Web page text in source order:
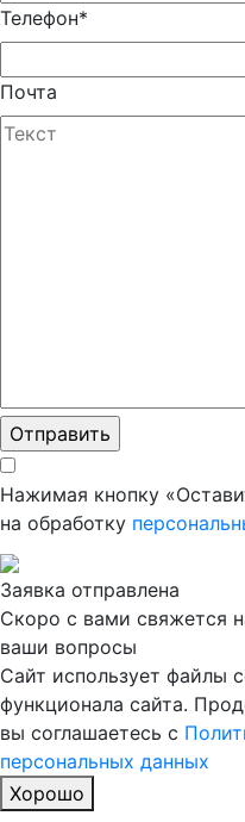
Телефон*
Почта
Нажимая кнопку
на обработку
Заявка отправлена
Скоро с вами свяжется
ваши вопросы
Сайт использует файлы
функционала сайта.
вы соглашаетесь с
персональных данных
Хорошо